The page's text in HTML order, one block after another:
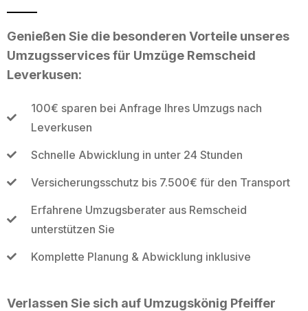
Genießen Sie die besonderen Vorteile unseres
Umzugsservices für Umzüge Remscheid
Leverkusen:
100€ sparen bei Anfrage Ihres Umzugs nach
Leverkusen
Schnelle Abwicklung in unter 24 Stunden
Versicherungsschutz bis 7.500€ für den Transport
Erfahrene Umzugsberater aus Remscheid
unterstützen Sie
Komplette Planung & Abwicklung inklusive
Verlassen Sie sich auf Umzugskönig Pfeiffer